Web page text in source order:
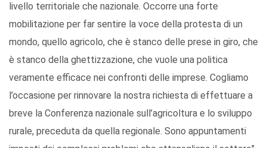
livello territoriale che nazionale. Occorre una forte
mobilitazione per far sentire la voce della protesta di un
mondo, quello agricolo, che è stanco delle prese in giro, che
è stanco della ghettizzazione, che vuole una politica
veramente efficace nei confronti delle imprese. Cogliamo
l’occasione per rinnovare la nostra richiesta di effettuare a
breve la Conferenza nazionale sull’agricoltura e lo sviluppo
rurale, preceduta da quella regionale. Sono appuntamenti